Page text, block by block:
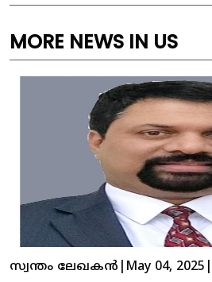
MORE NEWS IN US
സ്വന്തം ലേഖകൻ May 04, 2025